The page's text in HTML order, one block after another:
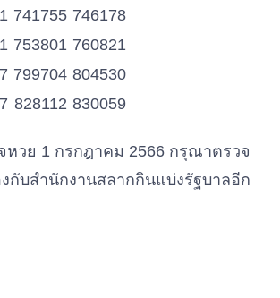
741755 746178
753801 760821
799704 804530
828112 830059
878252 907674
หวย 1 กรกฎาคม 2566 กรุณาตรวจ
กับสำนักงานสลากกินแบ่งรัฐบาลอีก